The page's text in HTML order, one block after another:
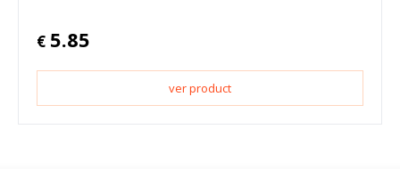
€ 5.85
ver product